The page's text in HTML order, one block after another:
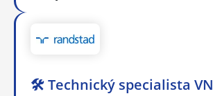
🛠️ Technický specialista VN